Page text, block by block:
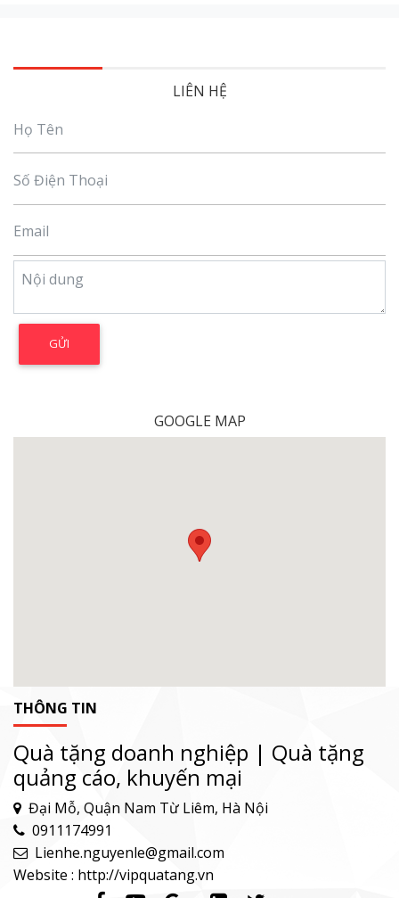
LIÊN HỆ
GOOGLE MAP
THÔNG TIN
Quà tặng doanh nghiệp | Quà tặng
quảng cáo, khuyến mại
Đại Mỗ, Quận Nam Từ Liêm, Hà Nội
0911174991
Lienhe.nguyenle@gmail.com
Website : http://vipquatang.vn